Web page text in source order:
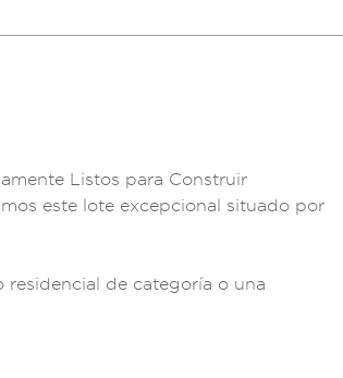
te Listos para Construir
este lote excepcional situado por
residencial de categoría o una